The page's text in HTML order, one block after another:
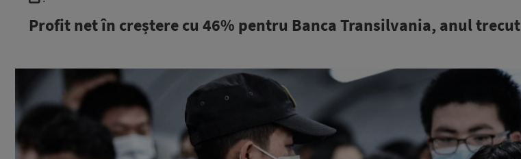
Profit net în creștere cu 46% pentru Banca Transilvania, anul trecut